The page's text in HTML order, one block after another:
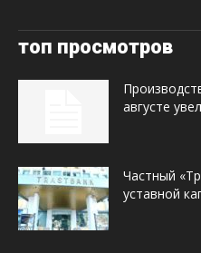
топ просмотров
августе
Частный
уставной